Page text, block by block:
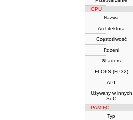
GPU
Nazwa
Architektura
Częstotliwość
Rdzeni
Shaders
FLOPS (FP32)
API
Używany w innych
SoC
PAMIĘĆ
Typ